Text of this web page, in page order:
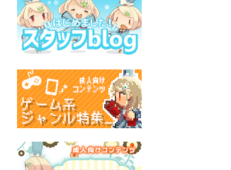
外さんポストカード シ
バルツ
オリジナル
全年齢
Chess pieces Art Book-
Blance-